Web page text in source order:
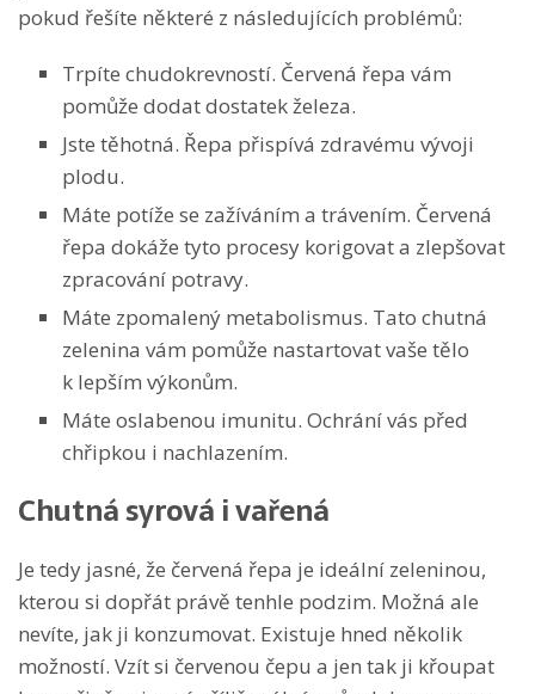
pokud řešíte některé z následujících problémů:
Trpíte chudokrevností. Červená řepa vám
pomůže dodat dostatek železa.
Jste těhotná. Řepa přispívá zdravému vývoji
plodu.
Máte potíže se zažíváním a trávením. Červená
řepa dokáže tyto procesy korigovat a zlepšovat
zpracování potravy.
Máte zpomalený metabolismus. Tato chutná
zelenina vám pomůže nastartovat vaše tělo
k lepším výkonům.
Máte oslabenou imunitu. Ochrání vás před
chřipkou i nachlazením.
Chutná syrová i vařená
Je tedy jasné, že červená řepa je ideální zeleninou,
kterou si dopřát právě tenhle podzim. Možná ale
nevíte, jak ji konzumovat. Existuje hned několik
možností. Vzít si červenou čepu a jen tak ji křoupat